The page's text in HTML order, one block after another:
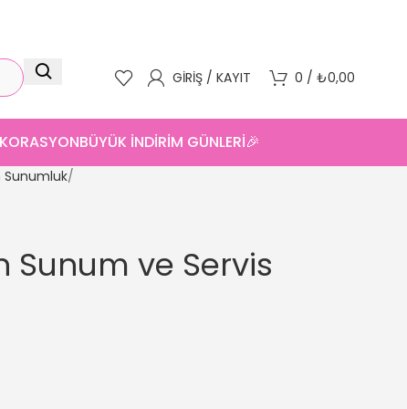
GIRIŞ / KAYIT 0 / ₺0,00
BÜYÜK İNDİRİM GÜNLERİ🎉
Sunumluk
Sunum ve Servis